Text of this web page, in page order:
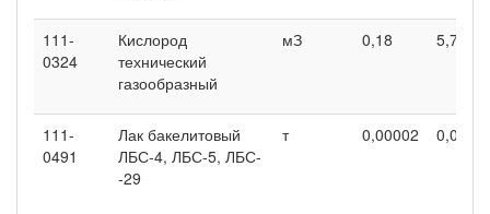
111-
0324
Кислород
технический
газообразный
мЗ 0,18 5,72
111-
0491
Лак бакелитовый
ЛБС-4, ЛБС-5, ЛБС-
-29
т 0,00002